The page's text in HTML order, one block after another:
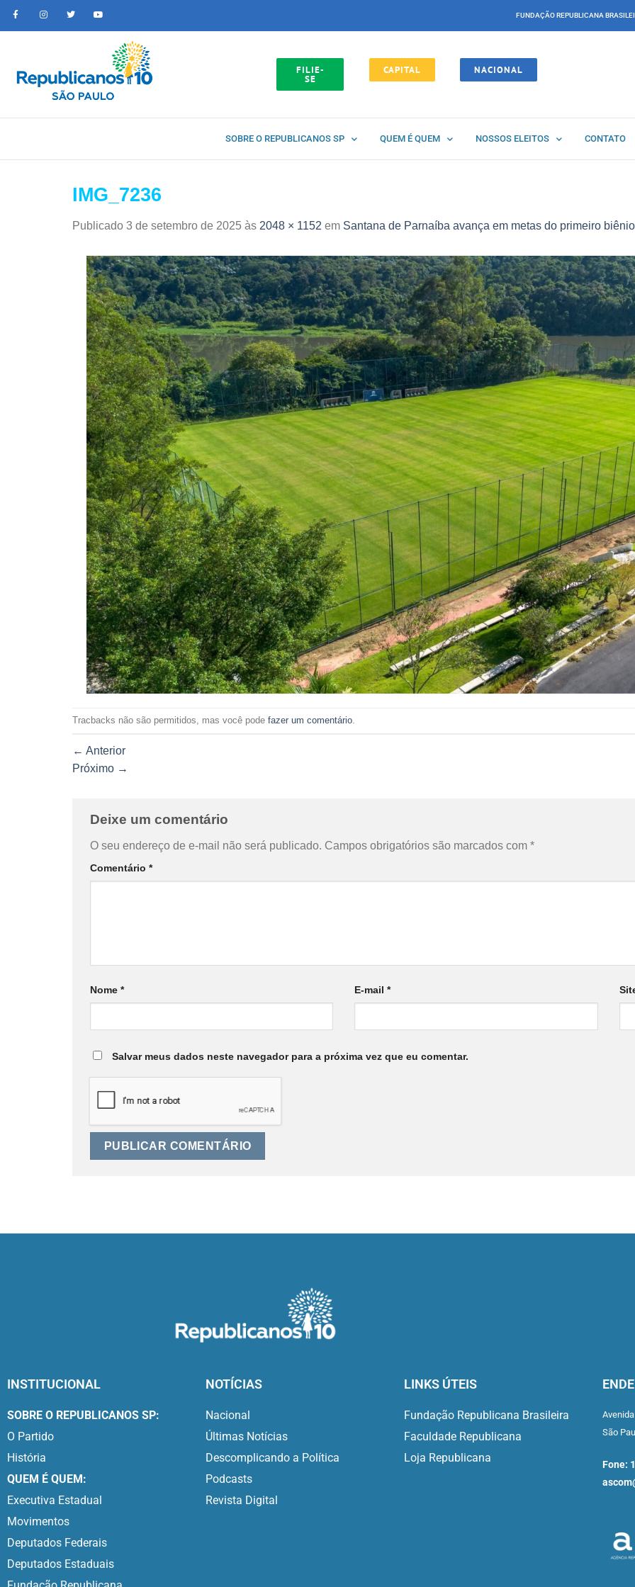
FUNDAÇÃO REPUBLICANA
FILIE-
SE
CAPITAL NACIONAL
SOBRE O REPUBLICANOS SP QUEM É QUEM NOSSOS ELEITOS CONTATO
IMG_7236
Publicado 3 de setembro de 2025 às 2048 × 1152 em Santana de Parnaíba avança em metas do primeiro
Tracbacks não são permitidos, mas você pode fazer um comentário
← Anterior
Próximo →
Deixe um comentário
O seu endereço de e-mail não será publicado. Campos obrigatórios são marcados com *
Comentário *
Nome * E-mail*
Salvar meus dados neste navegador para a próxima vez que eu comentar.
INSTITUCIONAL
SOBRE O REPUBLICANOS SP:
O Partido
História
QUEM É QUEM:
Executiva Estadual
Movimentos
Deputados Federais
Deputados Estaduais
NOTÍCIAS
Nacional
Últimas Notícias
Descomplicando a Política
Podcasts
Revista Digital
LINKS ÚTEIS
Fundação Republicana Brasileira
Faculdade Republicana
Loja Republicana
São
Fone: